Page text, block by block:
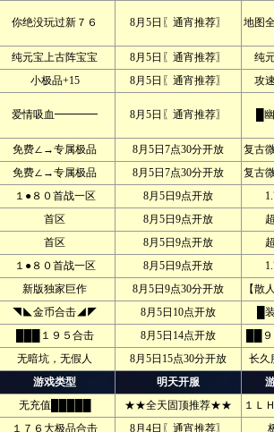
你绝没玩过新７６ 8月5日〖通宵推荐〗 地图
纯元宝上古阵宝宝 8月5日〖通宵推荐〗
纯
小极品+15 8月5日〖通宵推荐〗 攻
爱情吸血━━━━ 8月5日〖通宵推荐〗 █
免费∠→专属极品 8月5日7点30分开放
复古
免费∠→专属极品 8月5日7点30分开放
复古
１●８０首战一区 8月5日9点开放
首区 8月5日9点开放
首区 8月5日9点开放
１●８０首战一区 8月5日9点开放
新版独家巨作 8月5日9点30分开放
【散
◥◣金币合击◢◤ 8月5日10点开放
█
███１９５合击 8月5日14点开放
██
无暗坑，无假人 8月5日15点30分开放
长久
游戏类型 明天开服
无充值█████ ★★全天固顶推荐★★
１Ｌ
１７６大极品合击 8月4日〖通宵推荐〗